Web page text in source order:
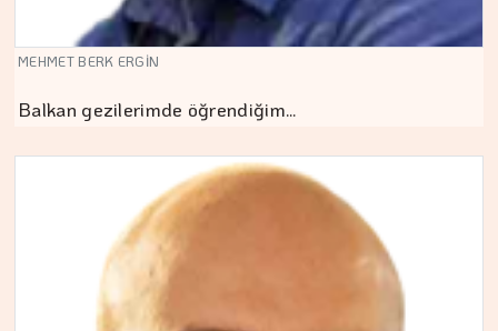
MEHMET BERK ERGİN
Balkan gezilerimde öğrendiğim…